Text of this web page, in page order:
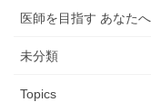
医師を目指す あなたへ
未分類
Topics